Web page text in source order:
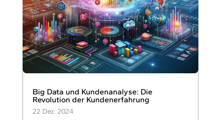
Big Data und Kundenanalyse: Die
Revolution der Kundenerfahrung
22 Dez. 2024